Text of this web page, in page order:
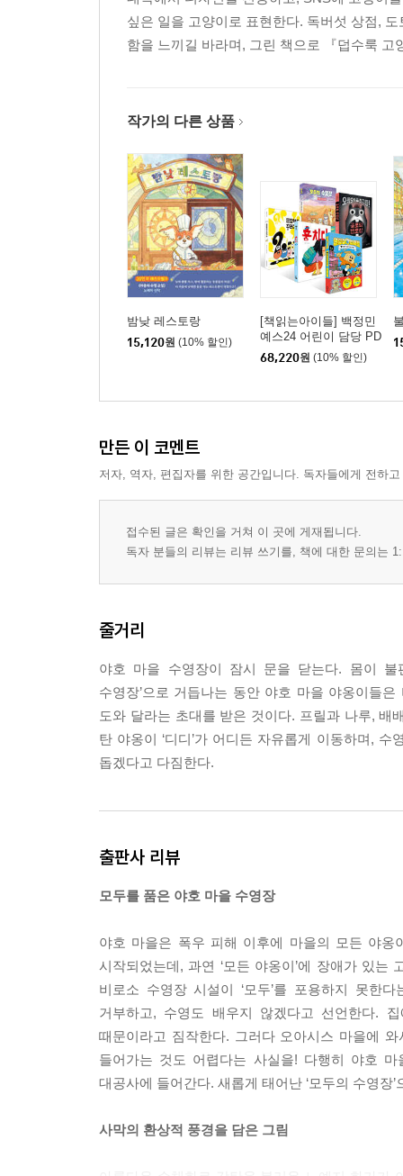
싶은 일을 고양이로 표현한다. 독버섯 상점,
함을 느끼길 바라며, 그린 책으로 『덥수룩 고
작가의 다른 상품
밤낮 레스토랑
15,120원 (10% 할인)
[책읽는아이들] 백정민
예스24 어린이 담당 PD
추천 초등 1~2학년 세
68,220원 (10% 할인)
만든 이 코멘트
저자, 역자, 편집자를 위한 공간입니다. 독자들에게 전하
접수된 글은 확인을 거쳐 이 곳에 게재됩니다.
독자 분들의 리뷰는 리뷰 쓰기를, 책에 대한 문의는
줄거리
야호 마을 수영장이 잠시 문을 닫는다. 몸이
수영장’으로 거듭나는 동안 야호 마을 야옹이들
도와 달라는 초대를 받은 것이다. 프릴과 나루,
탄 야옹이 ‘디디’가 어디든 자유롭게 이동하며,
돕겠다고 다짐한다.
출판사 리뷰
모두를 품은 야호 마을 수영장
야호 마을은 폭우 피해 이후에 마을의 모든 야옹
시작되었는데, 과연 ‘모든 야옹이’에 장애가 있
비로소 수영장 시설이 ‘모두’를 포용하지 못한
거부하고, 수영도 배우지 않겠다고 선언한다.
때문이라고 짐작한다. 그러다 오아시스 마을에
들어가는 것도 어렵다는 사실을! 다행히 야호
대공사에 들어간다. 새롭게 태어난 ‘모두의 수영장
사막의 환상적 풍경을 담은 그림